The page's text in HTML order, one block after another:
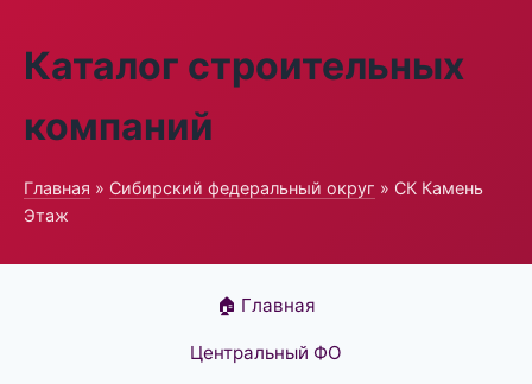
Каталог строительных
компаний
Главная » Сибирский федеральный округ » СК Камень
Этаж
🏠 Главная
Центральный ФО